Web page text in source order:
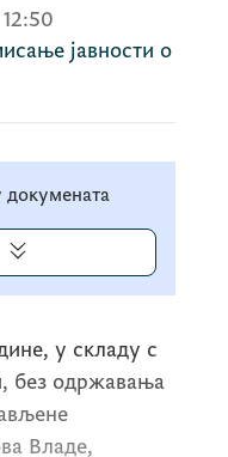
12:50
јавности о
докумената
у складу с
без одржавања
Владе,